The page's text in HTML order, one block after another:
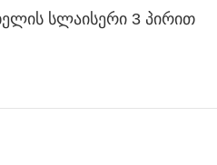
სლაისერი 3 პირით